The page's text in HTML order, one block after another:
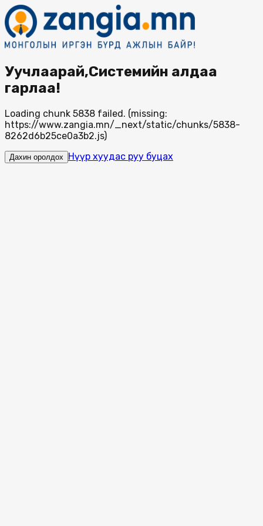
Уучлаарай,Системийн алдаа
гарлаа!
Loading chunk 5838 failed. (missing:
https://www.zangia.mn/_next/static/chunks/5838-
8262d6b25ce0a3b2.js)
Дахин оролдох Нүүр хуудас руу буцах